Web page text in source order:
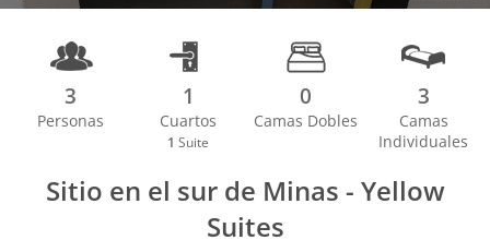
3
Personas
1
Cuartos
1 Suite
0
Camas Dobles
3
Camas
Individuales
Sitio en el sur de Minas - Yellow
Suites